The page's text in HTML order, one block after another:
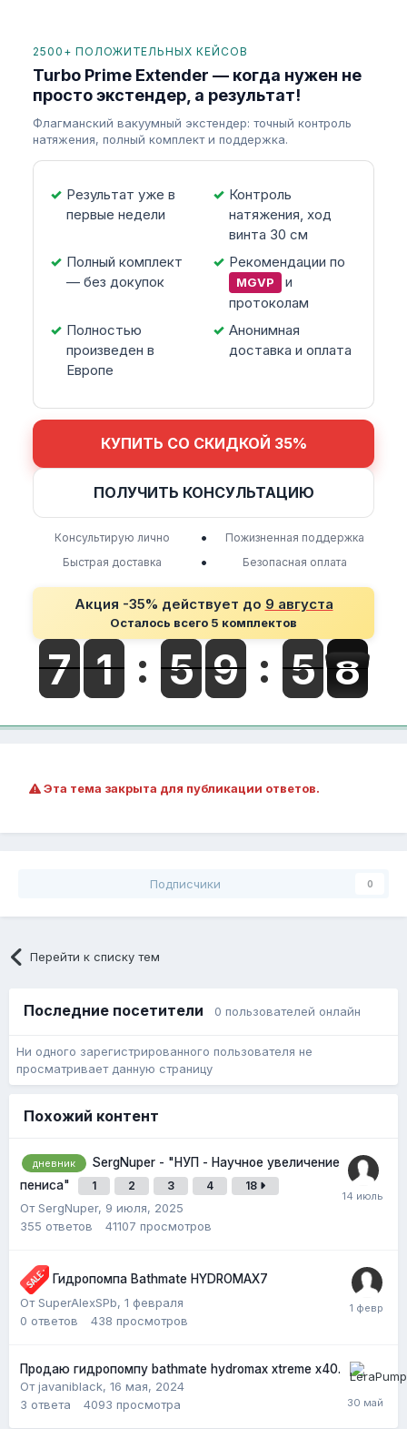
2500+ ПОЛОЖИТЕЛЬНЫХ КЕЙСОВ
Turbo Prime Extender — когда нужен не
просто экстендер, а результат!
Флагманский вакуумный экстендер: точный контроль
натяжения, полный комплект и поддержка.
Результат уже в
первые недели
Контроль
натяжения, ход
винта 30 см
Полный комплект
— без докупок
Рекомендации по
MGVP
и
протоколам
Полностью
произведен в
Европе
Анонимная
доставка и оплата
КУПИТЬ СО СКИДКОЙ 35%
ПОЛУЧИТЬ КОНСУЛЬТАЦИЮ
Консультирую лично •
Пожизненная поддержка
Быстрая доставка
• Безопасная оплата
Акция -35% действует до 9 августа
Осталось всего 5 комплектов
Эта тема закрыта для публикации ответов.
Подписчики 0
Перейти к списку тем
Последние посетители 0 пользователей онлайн
Ни одного зарегистрированного пользователя не
просматривает данную страницу
Похожий контент
дневник
SergNuper - "НУП - Научное увеличение
пениса"
1 2 3 4 18
От SergNuper, 9 июля, 2025
355 ответов 41107 просмотров
Гидропомпа Bathmate HYDROMAX7
От SuperAlexSPb, 1 февраля
0 ответов 438 просмотров
Продаю гидропомпу bathmate hydromax xtreme x40.
От javaniblack, 16 мая, 2024
3 ответа 4093 просмотра